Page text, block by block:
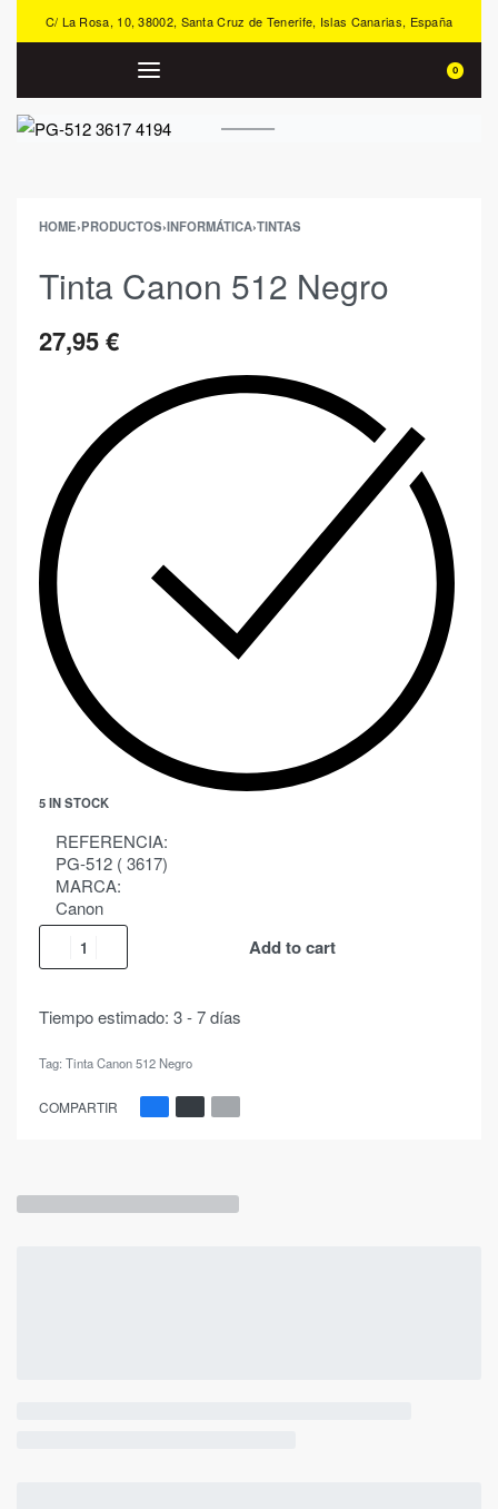
C/ La Rosa, 10, 38002, Santa Cruz de Tenerife, Islas Canarias, España
0
HOME›PRODUCTOS›INFORMÁTICA›TINTAS
Tinta Canon 512 Negro
27,95€
5 IN STOCK
REFERENCIA:
PG-512 ( 3617)
MARCA:
Canon
Add to cart
Tiempo estimado: 3 - 7 días
Tag: Tinta Canon 512 Negro
COMPARTIR